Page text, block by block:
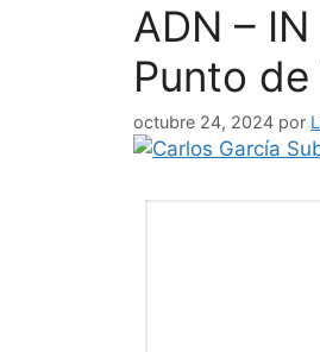
ADN –
Punto de
octubre 24, 2024 por